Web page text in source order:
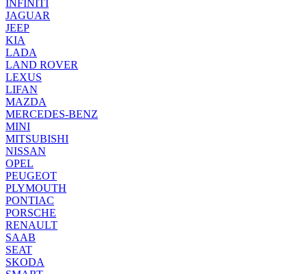
INFINITI
JAGUAR
JEEP
KIA
LADA
LAND ROVER
LEXUS
LIFAN
MAZDA
MERCEDES-BENZ
MINI
MITSUBISHI
NISSAN
OPEL
PEUGEOT
PLYMOUTH
PONTIAC
PORSCHE
RENAULT
SAAB
SEAT
SKODA